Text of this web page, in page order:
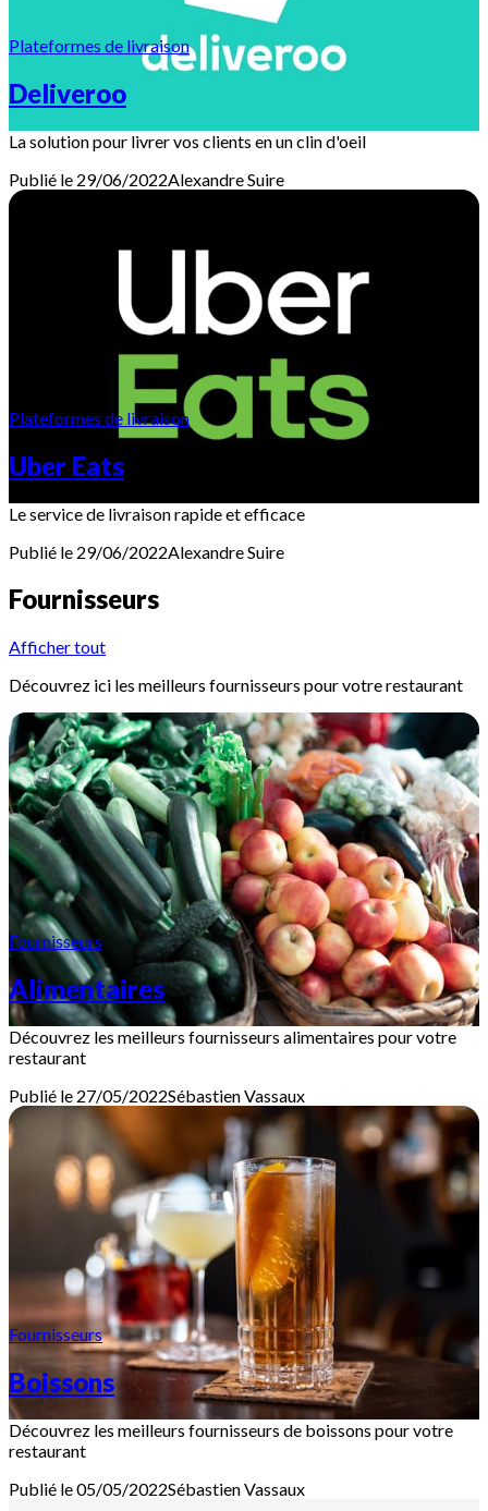
Plateformes de livraison
Deliveroo
La solution pour livrer vos clients en un clin d'oeil
Publié le 29/06/2022AlexandreSuire
Plateformes de livraison
Uber Eats
Le service de livraison rapide et efficace
Publié le 29/06/2022AlexandreSuire
Fournisseurs
Afficher tout
Découvrez ici les meilleurs fournisseurs pour votre restaurant
Fournisseurs
Alimentaires
Découvrez les meilleurs fournisseurs alimentaires pour votre
restaurant
Publié le 27/05/2022SébastienVassaux
Fournisseurs
Boissons
Découvrez les meilleurs fournisseurs de boissons pour votre
restaurant
Publié le 05/05/2022SébastienVassaux